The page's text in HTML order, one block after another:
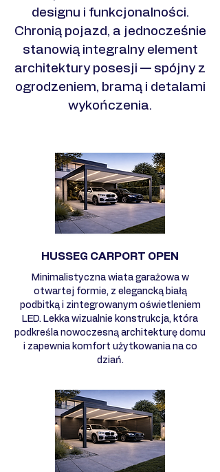
designu i funkcjonalności.
Chronią pojazd, a jednocześnie
stanowią integralny element
architektury posesji — spójny z
ogrodzeniem, bramą i detalami
wykończenia.
HUSSEG CARPORT OPEN
Minimalistyczna wiata garażowa w
otwartej formie, z elegancką białą
podbitką i zintegrowanym oświetleniem
LED. Lekka wizualnie konstrukcja, która
podkreśla nowoczesną architekturę domu
i zapewnia komfort użytkowania na co
dziań.